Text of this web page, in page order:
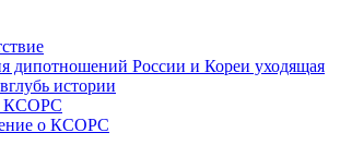
дипотношений России и Кореи уходящая
истории
КСОРС
о КСОРС